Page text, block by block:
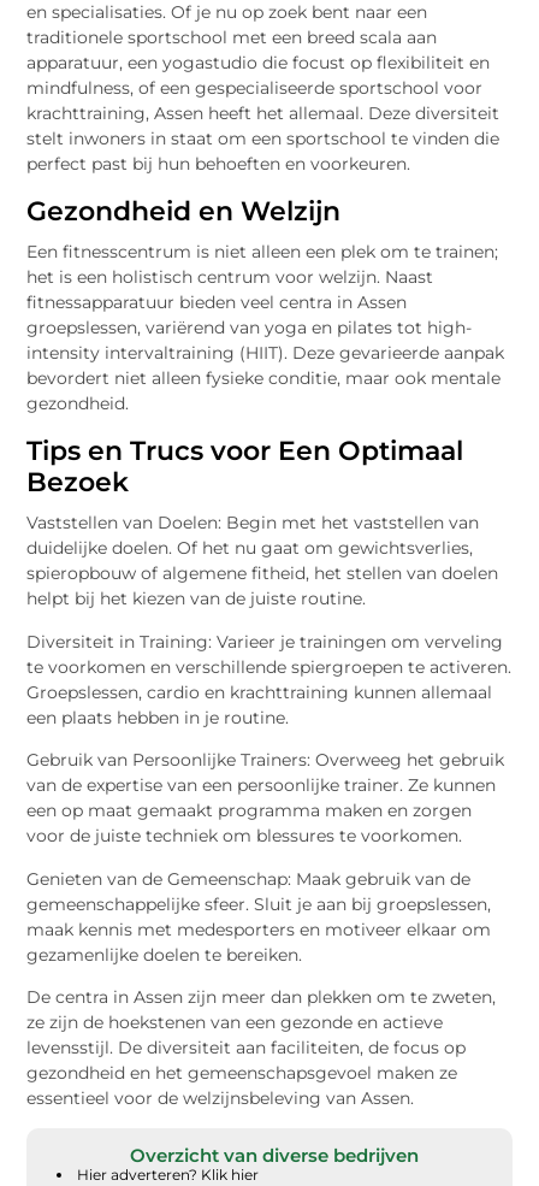
en specialisaties. Of je nu op zoek bent naar een
traditionele sportschool met een breed scala aan
apparatuur, een yogastudio die focust op flexibiliteit en
mindfulness, of een gespecialiseerde sportschool voor
krachttraining, Assen heeft het allemaal. Deze diversiteit
stelt inwoners in staat om een sportschool te vinden die
perfect past bij hun behoeften en voorkeuren.
Gezondheid en Welzijn
Een fitnesscentrum is niet alleen een plek om te trainen;
het is een holistisch centrum voor welzijn. Naast
fitnessapparatuur bieden veel centra in Assen
groepslessen, variërend van yoga en pilates tot high-
intensity intervaltraining (HIIT). Deze gevarieerde aanpak
bevordert niet alleen fysieke conditie, maar ook mentale
gezondheid.
Tips en Trucs voor Een Optimaal
Bezoek
Vaststellen van Doelen: Begin met het vaststellen van
duidelijke doelen. Of het nu gaat om gewichtsverlies,
spieropbouw of algemene fitheid, het stellen van doelen
helpt bij het kiezen van de juiste routine.
Diversiteit in Training: Varieer je trainingen om verveling
te voorkomen en verschillende spiergroepen te activeren.
Groepslessen, cardio en krachttraining kunnen allemaal
een plaats hebben in je routine.
Gebruik van Persoonlijke Trainers: Overweeg het gebruik
van de expertise van een persoonlijke trainer. Ze kunnen
een op maat gemaakt programma maken en zorgen
voor de juiste techniek om blessures te voorkomen.
Genieten van de Gemeenschap: Maak gebruik van de
gemeenschappelijke sfeer. Sluit je aan bij groepslessen,
maak kennis met medesporters en motiveer elkaar om
gezamenlijke doelen te bereiken.
De centra in Assen zijn meer dan plekken om te zweten,
ze zijn de hoekstenen van een gezonde en actieve
levensstijl. De diversiteit aan faciliteiten, de focus op
gezondheid en het gemeenschapsgevoel maken ze
essentieel voor de welzijnsbeleving van Assen.
Overzicht van diverse bedrijven
Hier adverteren? Klik hier